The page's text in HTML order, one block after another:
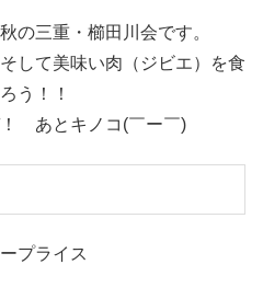
の三重・櫛田川会です。
して美味い肉（ジビエ）を食
う！！
あとキノコ(￣ー￣)
プライス